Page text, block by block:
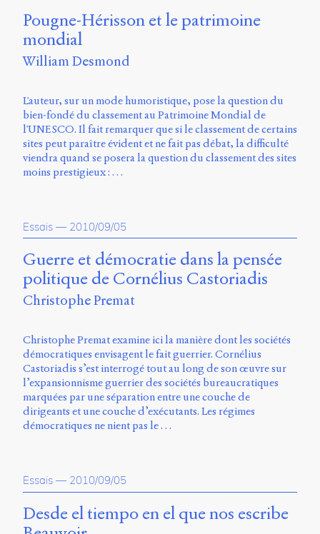
Pougne-Hérisson et le patrimoine
mondial
William Desmond
L'auteur, sur un mode humoristique, pose la question du
bien-fondé du classement au Patrimoine Mondial de
l'UNESCO. Il fait remarquer que si le classement de certains
sites peut paraître évident et ne fait pas débat, la difficulté
viendra quand se posera la question du classement des sites
moins prestigieux : …
Essais — 2010/09/05
Guerre et démocratie dans la pensée
politique de Cornélius Castoriadis
Christophe Premat
Christophe Premat examine ici la manière dont les sociétés
démocratiques envisagent le fait guerrier. Cornélius
Castoriadis s’est interrogé tout au long de son œuvre sur
l’expansionnisme guerrier des sociétés bureaucratiques
marquées par une séparation entre une couche de
dirigeants et une couche d’exécutants. Les régimes
démocratiques ne nient pas le …
Essais — 2010/09/05
Desde el tiempo en el que nos escribe